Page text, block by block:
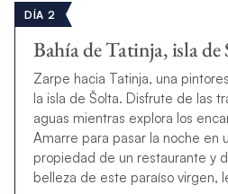
DÍA 2
Bahía de Tatinja, isla de
Zarpe hacia Tatinja, una
la isla de Šolta. Disfrute de las
aguas mientras explora los
Amarre para pasar la noche en
propiedad de un restaurante y
belleza de este paraíso virgen,